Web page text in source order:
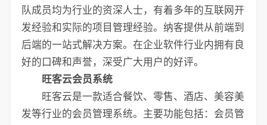
队成员均为行业的资深人士，有着多年的互联网开
发经验和实际的项目管理经验。纳客提供从前端到
后端的一站式解决方案。在企业软件行业内拥有良
好的口碑和声誉，深受广大用户的好评。
旺客云会员系统
旺客云是一款适合餐饮、零售、酒店、美容美
发等行业的会员管理系统。主要功能包括：会员管